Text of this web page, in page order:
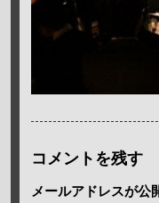
コメントを残す
メールアドレスが公